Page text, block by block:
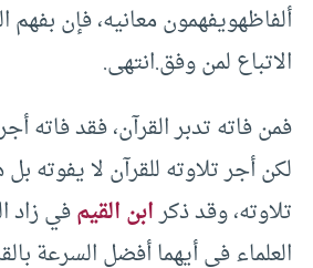
ألفاظهويفهمون معانيه، فإن بفهم
الاتباع لمن وفق.انتهى.
فمن فاته تدبر القرآن، فقد فاته
لكن أجر تلاوته للقرآن لا يفوته
تلاوته، وقد ذكرابن القيمفي زاد
العلماء في أيهما أفضل السرعة